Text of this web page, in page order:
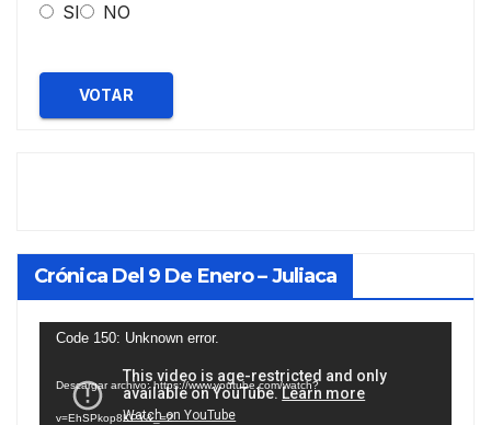
SI NO
VOTAR
Crónica Del 9 De Enero – Juliaca
Reproductor
vídeo
Code 150: Unknown error.
Descargar archivo: https://www.youtube.com/watch?
v=EhSPkop8KPY&_=2